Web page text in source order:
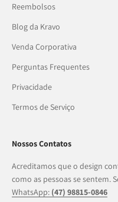
Reembolsos
Blog da Kravo
Venda Corporativa
Perguntas Frequentes
Privacidade
Termos de Serviço
Nossos Contatos
Acreditamos que o design
como as pessoas se sentem.
WhatsApp: (47) 98815-0846